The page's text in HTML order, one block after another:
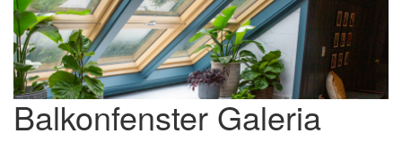
Balkonfenster Galeria